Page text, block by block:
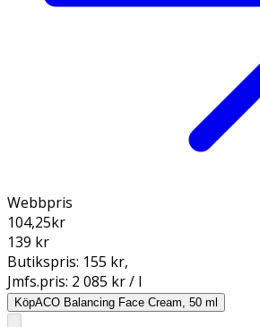
Webbpris
104,25kr
139 kr
Butikspris: 155 kr,
Jmfs.pris: 2 085 kr / l
KöpACO Balancing Face Cream, 50 ml